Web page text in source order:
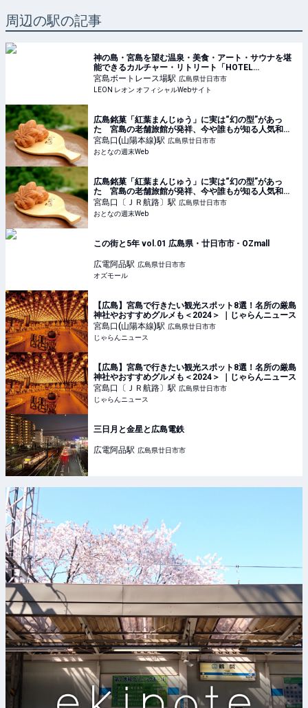
周辺の駅の記事
神の島・宮島を望む温泉・美食・アート・サウナを堪
能できるカルチャー・リトリート「HOTEL
FORK&KNIFE」が誕生！ | 旅行 | LEON レオン オフィ
シャルWebサイト
宮島ボートレース場駅 広島県廿日市市
LEON レオン オフィシャルWebサイト
広島銘菓「紅葉まんじゅう」に実は“幻の型”があっ
た 宮島の老舗旅館が発祥、今や誰もが知る人気和菓
子になった背景に迫る - おとなの週末Web
宮島口(山陽本線)駅 広島県廿日市市
おとなの週末Web
広島銘菓「紅葉まんじゅう」に実は“幻の型”があっ
た 宮島の老舗旅館が発祥、今や誰もが知る人気和菓
子になった背景に迫る - おとなの週末Web
宮島口〔ＪＲ航路〕駅 広島県廿日市市
おとなの週末Web
この街と5年 vol.01 広島県・廿日市市 - OZmall
広電阿品駅 広島県廿日市市
オズモール
【広島】宮島で行きたい観光スポット8選！名所の厳島
神社やおすすめグルメも＜2024＞ ｜じゃらんニュース
宮島口(山陽本線)駅 広島県廿日市市
じゃらんニュース
【広島】宮島で行きたい観光スポット8選！名所の厳島
神社やおすすめグルメも＜2024＞ ｜じゃらんニュース
宮島口〔ＪＲ航路〕駅 広島県廿日市市
じゃらんニュース
三日月と金星と広島電鉄
広電阿品駅 広島県廿日市市